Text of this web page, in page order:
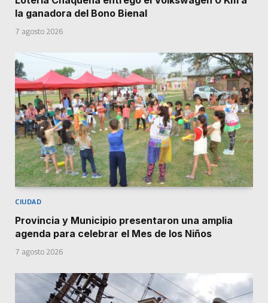
la ganadora del Bono Bienal
7 agosto 2026
CIUDAD
Provincia y Municipio presentaron una amplia
agenda para celebrar el Mes de los Niños
7 agosto 2026